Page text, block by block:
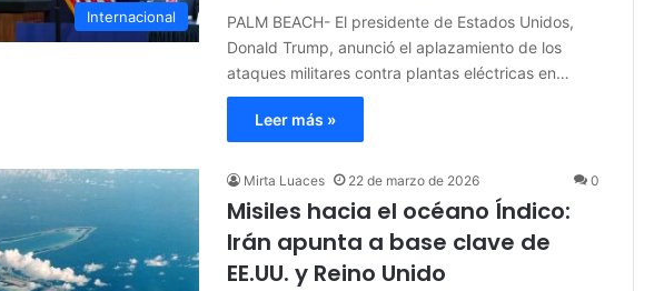
Internacional
PALM BEACH- El presidente de Estados Unidos,
Donald Trump, anunció el aplazamiento de los
ataques militares contra plantas eléctricas en…
Leer más »
Mirta Luaces 22 de marzo de 2026 0
Misiles hacia el océano Índico:
Irán apunta a base clave de
EE.UU. y Reino Unido